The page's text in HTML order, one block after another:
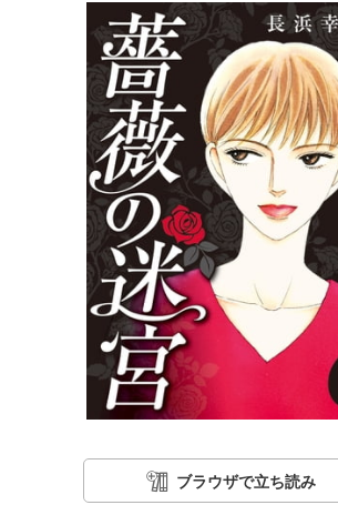
ブラウザで立ち読み